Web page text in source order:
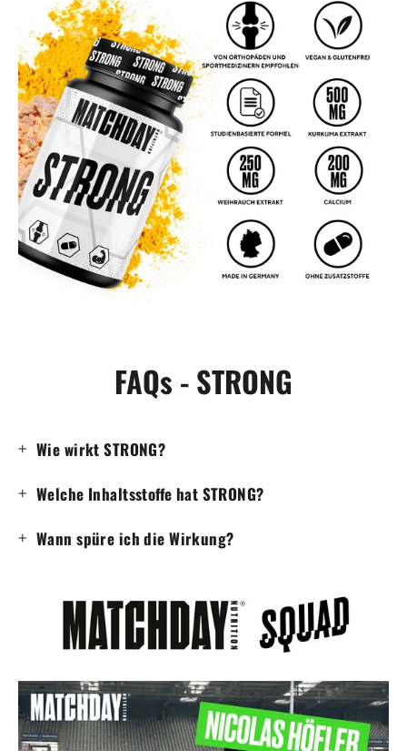
FAQs - STRONG
Wie wirkt STRONG?
Welche Inhaltsstoffe hat STRONG?
Wann spüre ich die Wirkung?